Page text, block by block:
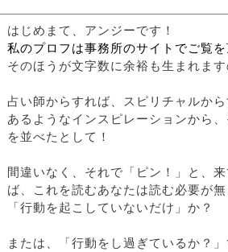
はじめまて、アンジーです！
私のプロフは事務所のサイトでご覧を
そのほうが文字数に余裕も生まれます
占い師からすれば、スピリチャルか
あるようなインスピレーションから
を並べたとして！
間違いなく、それで「ピン！」と、
ば、これを読むあなたは読む必要が
「行動を起こしていないだけ」か？
または、「行動をし過ぎているか？」